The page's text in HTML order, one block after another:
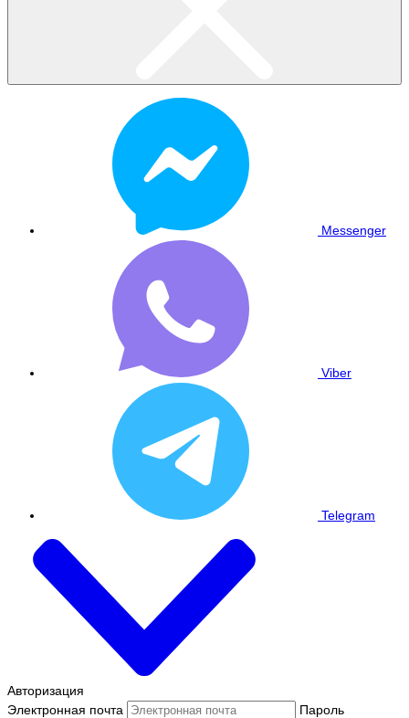
Messenger
Viber
Telegram
Авторизация
Электронная почта
Пароль